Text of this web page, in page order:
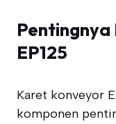
EP125
Karet konveyor
komponen